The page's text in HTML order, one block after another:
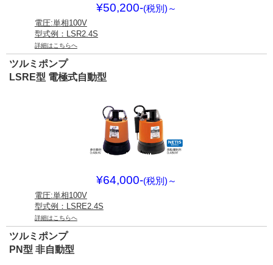
¥50,200-(税別) ～
電圧:単相100V
型式例：LSR2.4S
詳細はこちらへ
ツルミポンプ
LSRE型 電極式自動型
¥64,000-(税別) ～
電圧:単相100V
型式例：LSRE2.4S
詳細はこちらへ
ツルミポンプ
PN型 非自動型